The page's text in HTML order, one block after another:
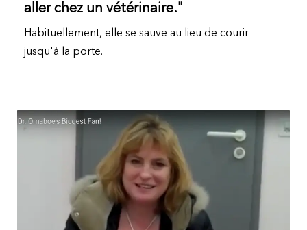
aller chez un vétérinaire."
Habituellement, elle se sauve au lieu de courir
jusqu'à la porte.